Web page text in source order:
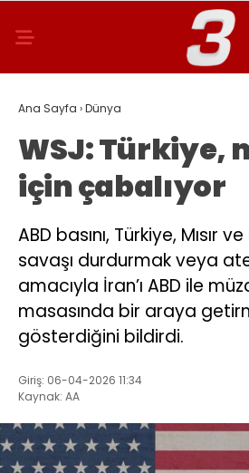
Ana Sayfa ›Dünya
WSJ: Türkiye,
için çabalıyor
ABD basını, Türkiye, Mısır ve
savaşı durdurmak veya
amacıyla İran’ı ABD ile
masasında bir araya
gösterdiğini bildirdi.
Giriş: 06-04-2026 11:34
Kaynak: AA